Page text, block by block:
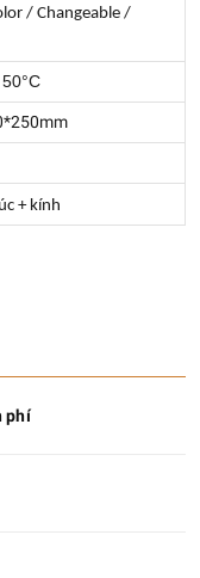
/ Changeable /
+ kính
phí